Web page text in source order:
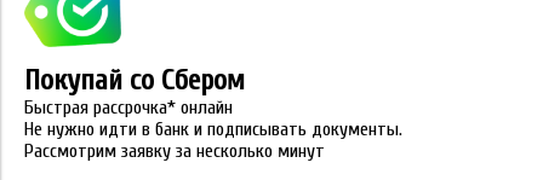
Покупай со Сбером
Быстрая рассрочка* онлайн
Не нужно идти в банк и подписывать документы.
Рассмотрим заявку за несколько минут